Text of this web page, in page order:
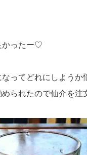
かったー♡
ってどれにしようか
られたので仙介を注